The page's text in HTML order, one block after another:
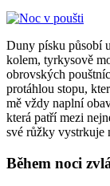
Duny písku působí
kolem, tyrkysově
obrovských
protáhlou stopu,
mě vždy naplní
která patří mezi
své růžky vystrkuje
Během noci